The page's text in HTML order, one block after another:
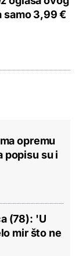
samo 3,99 €
opremu
popisu su i
(78): 'U
mir što ne